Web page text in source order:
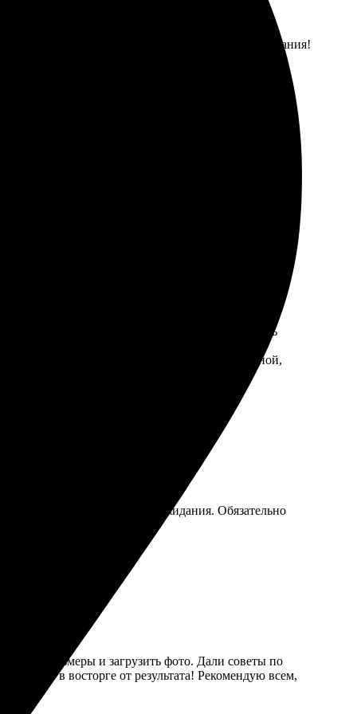
для заказа. Результат превзошёл ожидания!
загрузить фото. Получила отличный результат,
стандарты. Оформление на сайте оказалось
великолепное. Упаковка была надежной,
Результат превзошел все ожидания. Обязательно
размеры и загрузить фото. Дали советы по
Я в восторге от результата! Рекомендую всем,